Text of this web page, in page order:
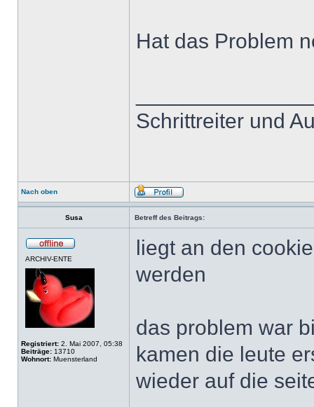
Hat das Problem
Schrittreiter und
Nach oben
Susa Betreff des Beitrags:
ARCHIV-ENTE
Registriert: 2. Mai 2007, 05:38
Beiträge: 13710
Wohnort: Muensterland
liegt an den
werden
das problem war
kamen die leute
wieder auf die